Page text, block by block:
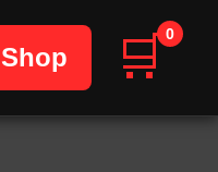
Shop 🛒0